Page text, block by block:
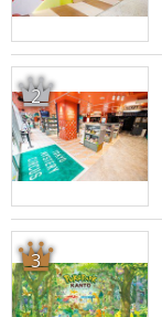
2
3